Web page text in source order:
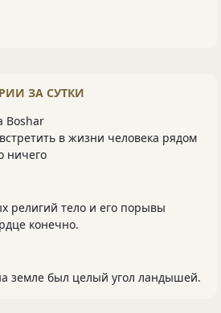
ЗА СУТКИ
Boshar
в жизни человека рядом
ничего
религий тело и его порывы
конечно.
земле был целый угол ландышей.